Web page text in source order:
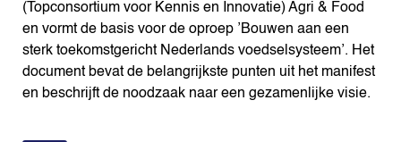
(Topconsortium voor Kennis en Innovatie) Agri & Food
en vormt de basis voor de oproep ’Bouwen aan een
sterk toekomstgericht Nederlands voedselsysteem’. Het
document bevat de belangrijkste punten uit het manifest
en beschrijft de noodzaak naar een gezamenlijke visie.